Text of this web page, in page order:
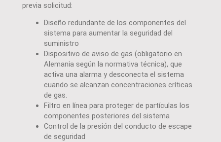
previa solicitud:
Diseño redundante de los componentes del
sistema para aumentar la seguridad del
suministro
Dispositivo de aviso de gas (obligatorio en
Alemania según la normativa técnica), que
activa una alarma y desconecta el sistema
cuando se alcanzan concentraciones críticas
de gas.
Filtro en línea para proteger de partículas los
componentes posteriores del sistema
Control de la presión del conducto de escape
de seguridad